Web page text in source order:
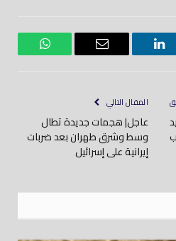
لينكدود
بريد
واتساب
المقال التالي
عاجل| هجمات جديدة تطال
وسط وشرق طهران بعد ضربات
إيرانية على إسرائيل